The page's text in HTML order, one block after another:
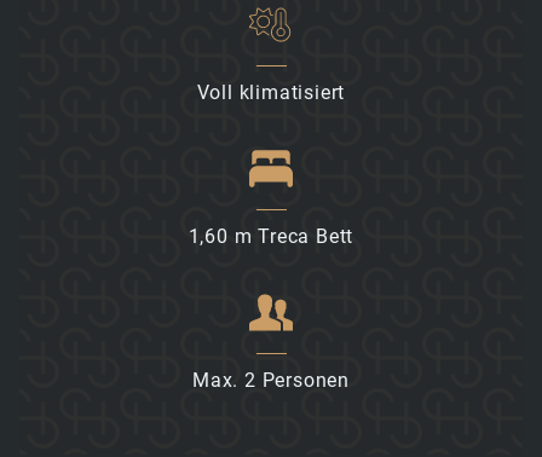
Voll klimatisiert
1,60 m Treca Bett
Max. 2 Personen